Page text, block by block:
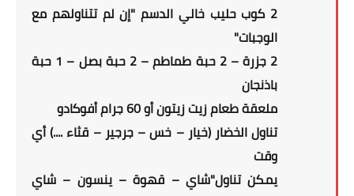
2 كوب حليب خالي الدسم "إن لم تتناولهم مع
الوجبات"
2 جزرة – 2 حبة طماطم – 2 حبة بصل – 1 حبة
باذنجان
ملعقة طعام زيت زيتون أو 60 جرام أفوكادو
تناول الخضار (خيار – خس – جرجير – قثاء ....) أي
وقت
يمكن تناول"شاي – قهوة – ينسون – شاي